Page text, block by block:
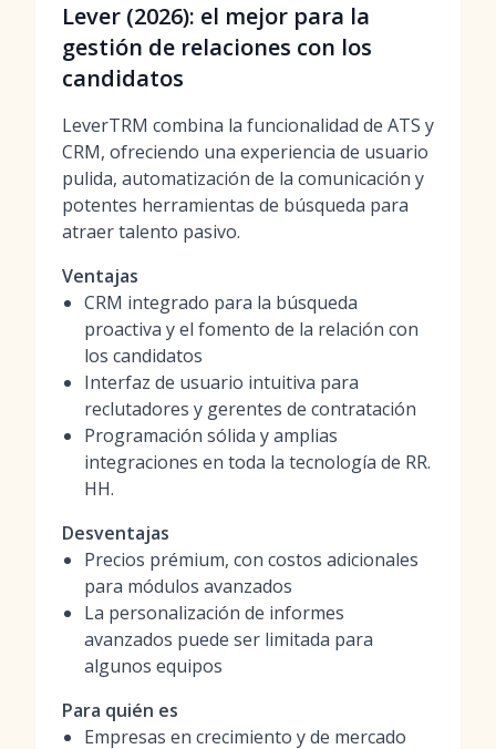
Lever (2026): el mejor para la
gestión de relaciones con los
candidatos
LeverTRM combina la funcionalidad de ATS y
CRM, ofreciendo una experiencia de usuario
pulida, automatización de la comunicación y
potentes herramientas de búsqueda para
atraer talento pasivo.
Ventajas
CRM integrado para la búsqueda
proactiva y el fomento de la relación con
los candidatos
Interfaz de usuario intuitiva para
reclutadores y gerentes de contratación
Programación sólida y amplias
integraciones en toda la tecnología de RR.
HH.
Desventajas
Precios prémium, con costos adicionales
para módulos avanzados
La personalización de informes
avanzados puede ser limitada para
algunos equipos
Para quién es
Empresas en crecimiento y de mercado